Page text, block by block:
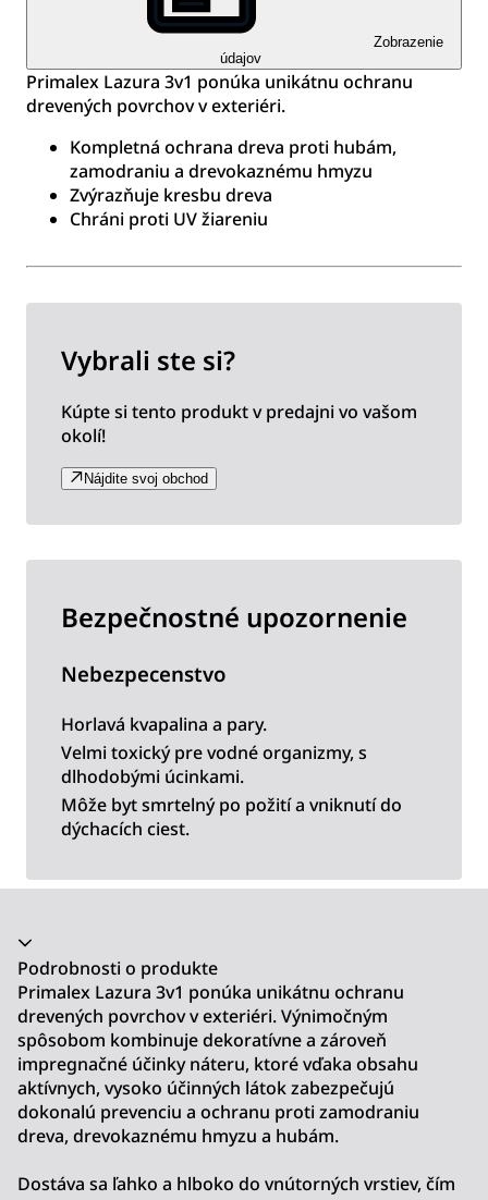
Zobrazenie
údajov
Primalex Lazura 3v1 ponúka unikátnu ochranu
drevených povrchov v exteriéri.
Kompletná ochrana dreva proti hubám,
zamodraniu a drevokaznému hmyzu
Zvýrazňuje kresbu dreva
Chráni proti UV žiareniu
Vybrali ste si?
Kúpte si tento produkt v predajni vo vašom
okolí!
Nájdite svoj obchod
Bezpečnostné upozornenie
Nebezpecenstvo
Horlavá kvapalina a pary.
Velmi toxický pre vodné organizmy, s
dlhodobými úcinkami.
Môže byt smrtelný po požití a vniknutí do
dýchacích ciest.
Akordeón sa zrútil
Podrobnosti o produkte
Primalex Lazura 3v1 ponúka unikátnu ochranu
drevených povrchov v exteriéri. Výnimočným
spôsobom kombinuje dekoratívne a zároveň
impregnačné účinky náteru, ktoré vďaka obsahu
aktívnych, vysoko účinných látok zabezpečujú
dokonalú prevenciu a ochranu proti zamodraniu
dreva, drevokaznému hmyzu a hubám.
Dostáva sa ľahko a hlboko do vnútorných vrstiev, čím